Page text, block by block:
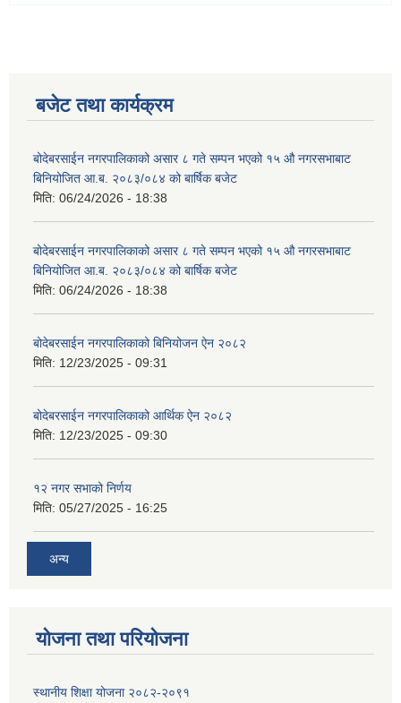
बजेट तथा कार्यक्रम
बोदेबरसाईन नगरपालिकाको असार ८ गते सम्पन भएको १५ ‍‍‍औ नगरसभाबाट
बिनियोजित आ.ब. २०८३/०८४ को बार्षिक बजेट
मिति: 06/24/2026 - 18:38
बोदेबरसाईन नगरपालिकाको असार ८ गते सम्पन भएको १५ ‍‍‍औ नगरसभाबाट
बिनियोजित आ.ब. २०८३/०८४ को बार्षिक बजेट
मिति: 06/24/2026 - 18:38
बोदेबरसाईन नगरपालिकाको बिनियोजन ऐन २०८२
मिति: 12/23/2025 - 09:31
बोदेबरसाईन नगरपालिकाको आर्थिक ऐन २०८२
मिति: 12/23/2025 - 09:30
१२ नगर सभाको निर्णय
मिति: 05/27/2025 - 16:25
अन्य
योजना तथा परियोजना
स्थानीय शिक्षा योजना २०८२-२०९१